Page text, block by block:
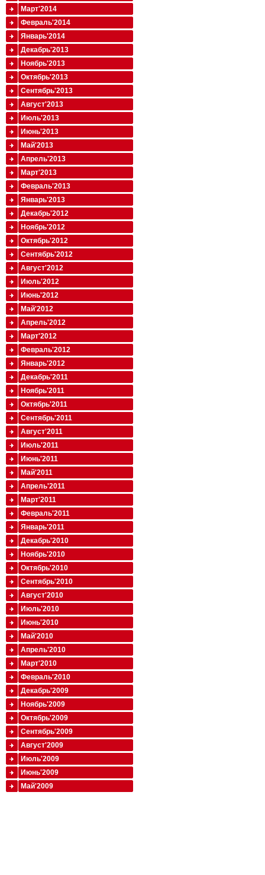
Март'2014
Февраль'2014
Январь'2014
Декабрь'2013
Ноябрь'2013
Октябрь'2013
Сентябрь'2013
Август'2013
Июль'2013
Июнь'2013
Май'2013
Апрель'2013
Март'2013
Февраль'2013
Январь'2013
Декабрь'2012
Ноябрь'2012
Октябрь'2012
Сентябрь'2012
Август'2012
Июль'2012
Июнь'2012
Май'2012
Апрель'2012
Март'2012
Февраль'2012
Январь'2012
Декабрь'2011
Ноябрь'2011
Октябрь'2011
Сентябрь'2011
Август'2011
Июль'2011
Июнь'2011
Май'2011
Апрель'2011
Март'2011
Февраль'2011
Январь'2011
Декабрь'2010
Ноябрь'2010
Октябрь'2010
Сентябрь'2010
Август'2010
Июль'2010
Июнь'2010
Май'2010
Апрель'2010
Март'2010
Февраль'2010
Декабрь'2009
Ноябрь'2009
Октябрь'2009
Сентябрь'2009
Август'2009
Июль'2009
Июнь'2009
Май'2009